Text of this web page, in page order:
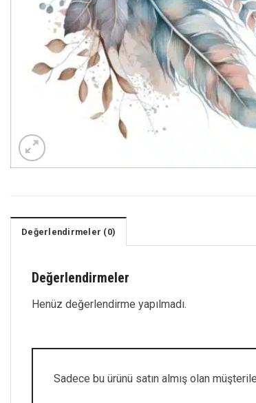
Değerlendirmeler (0)
Değerlendirmeler
Henüz değerlendirme yapılmadı.
Sadece bu ürünü satın almış olan